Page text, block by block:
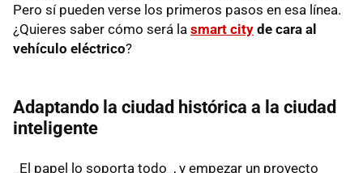
Pero sí pueden verse los primeros pasos en esa línea.
¿Quieres saber cómo será la smart city de cara al
vehículo eléctrico?
Adaptando la ciudad histórica a la ciudad
inteligente
_El papel lo soporta todo_, y empezar un proyecto